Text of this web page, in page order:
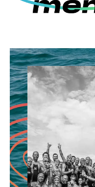
Mente
Edições
Séries
Apoie